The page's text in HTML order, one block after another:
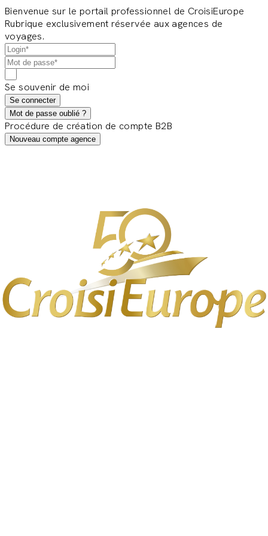
Bienvenue sur le portail professionnel de CroisiEurope
Rubrique exclusivement réservée aux agences de
voyages.
Se souvenir de moi
Se connecter
Mot de passe oublié ?
Procédure de création de compte B2B
Nouveau compte agence